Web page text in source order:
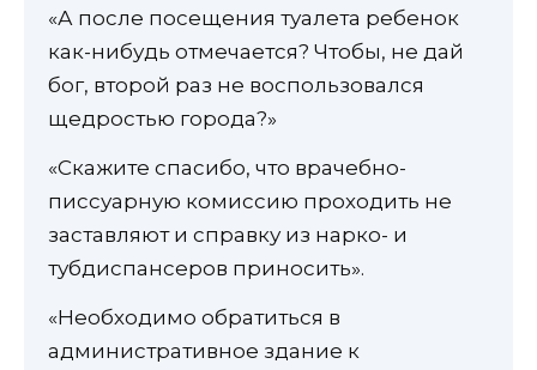
«А после посещения туалета ребенок
как-нибудь отмечается? Чтобы, не дай
бог, второй раз не воспользовался
щедростью города?»
«Скажите спасибо, что врачебно-
писсуарную комиссию проходить не
заставляют и справку из нарко- и
тубдиспансеров приносить».
«Необходимо обратиться в
административное здание к